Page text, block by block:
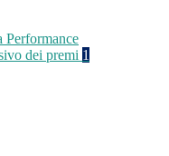
Performance
dei premi 1